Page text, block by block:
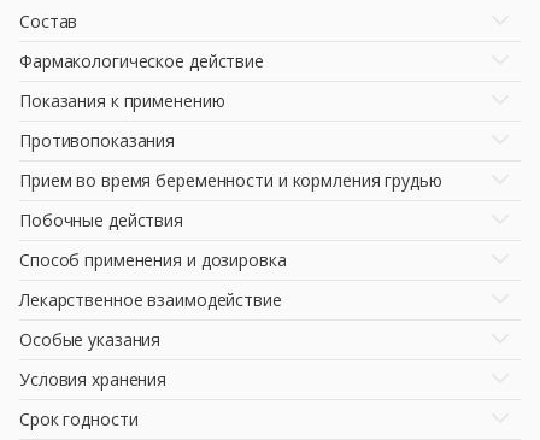
Состав
Фармакологическое действие
Показания к применению
Противопоказания
Прием во время беременности и кормления грудью
Побочные действия
Способ применения и дозировка
Лекарственное взаимодействие
Особые указания
Условия хранения
Срок годности